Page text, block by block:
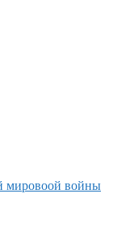
мировоой войны